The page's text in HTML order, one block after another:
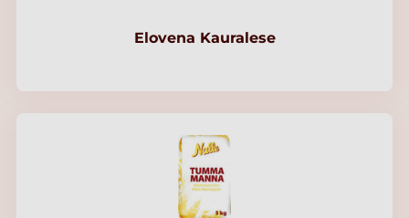
Elovena Kauralese